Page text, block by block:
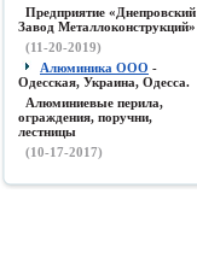
Предприятие «Днепровский
Завод Металлоконструкций»
(11-20-2019)
Алюминика ООО -
Одесская, Украина, Одесса.
Алюминиевые перила,
ограждения, поручни,
лестницы
(10-17-2017)